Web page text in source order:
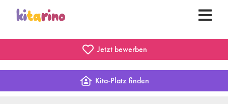
Jetzt bewerben
Kita-Platz finden